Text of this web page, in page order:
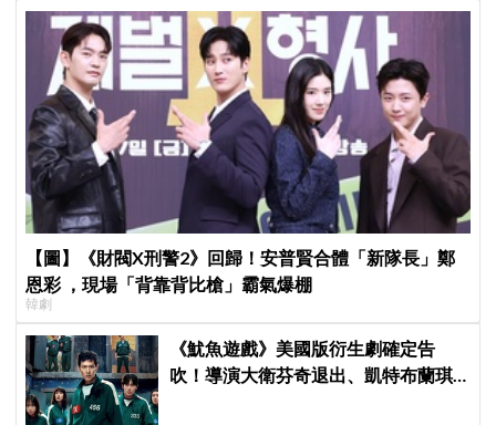
【圖】《財閥X刑警2》回歸！安普賢合體「新隊長」鄭
恩彩 ，現場「背靠背比槍」霸氣爆棚
韓劇
《魷魚遊戲》美國版衍生劇確定告
吹！導演大衛芬奇退出、凱特布蘭琪